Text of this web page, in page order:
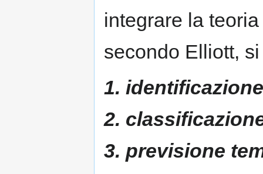
integrare la
secondo Elliott,
1.
2.
3. previsione